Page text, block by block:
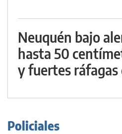
Neuquén bajo
hasta 50
y fuertes
Policiales